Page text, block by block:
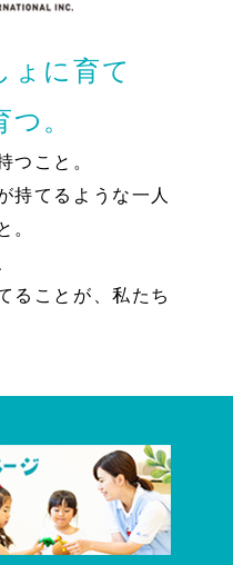
ょに育て
。
つこと。
持てるような一人
。
ることが、私たち